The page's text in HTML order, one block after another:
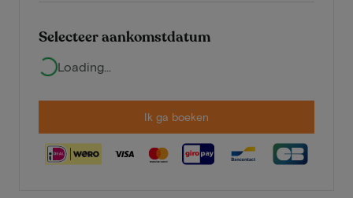
Selecteer aankomstdatum
Loading...
Ik ga boeken